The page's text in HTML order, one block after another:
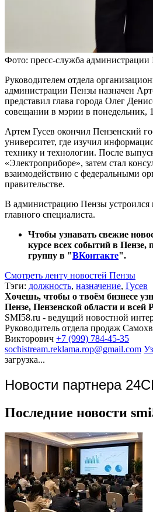
Фото: пресс-служба
Руководителем отдела
администрации Пензы назначен
представил глава города Олег
совещании в мэрии в понедельник,
Артем Гусев окончил Пензенский
университет, где изучил
технику и технологии. После
«Электроприборе», затем стал
взаимодействию с федеральными
правительстве.
В администрацию Пензы устроился
главного специалиста.
Чтобы узнавать свежие
курсе всех событий в
группу в "ВКонтакте".
Смотреть ленту новостей Пензы
Тэги: должность, назначение, Гусев
Хочешь, чтобы о твоём бизнесе
Пензе, Пензенской области и всей
SMI58.ru - ведущий новостной
Руководитель отдела продаж
Викторович +7 (999) 784-45-35
sochistream.reklama.rop@gmail.com
загрузка...
Новости партнера
Последние новости